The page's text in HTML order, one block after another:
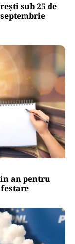
sub 25 de
an pentru